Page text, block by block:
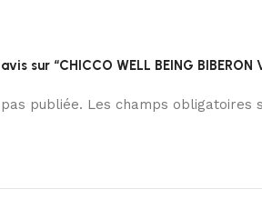
sur “CHICCO WELL BEING BIBERON
publiée. Les champs obligatoires